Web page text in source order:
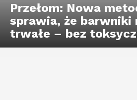
Przełom: Nowa
sprawia, że barwniki
trwałe – bez